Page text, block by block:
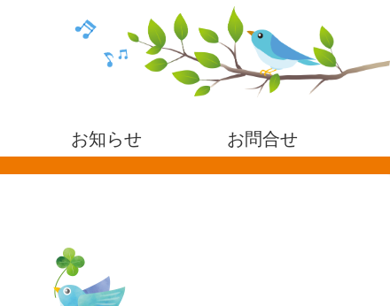
お知らせ お問合せ